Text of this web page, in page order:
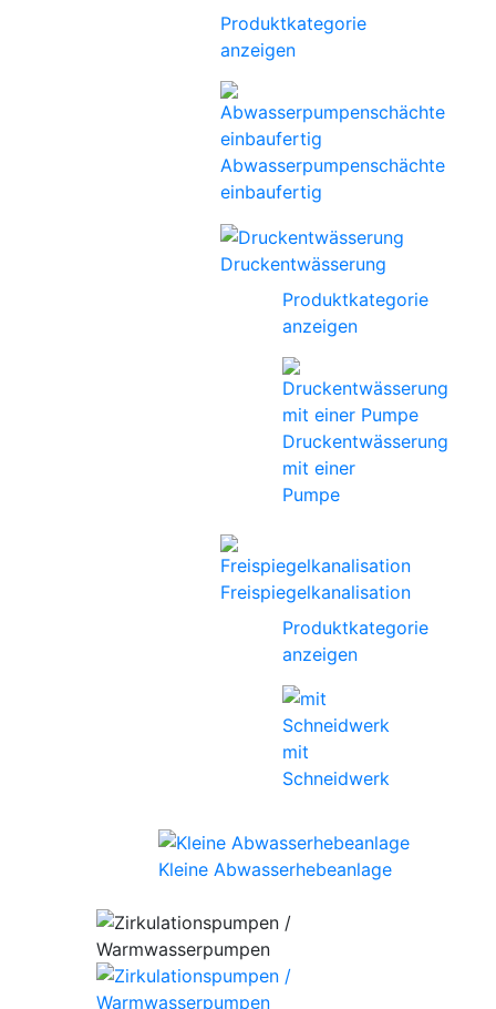
Produktkategorie
anzeigen
Abwasserpumpenschächte
einbaufertig
Druckentwässerung
Produktkategorie
anzeigen
Druckentwässerung
mit einer
Pumpe
Freispiegelkanalisation
Produktkategorie
anzeigen
mit
Schneidwerk
Kleine Abwasserhebeanlage